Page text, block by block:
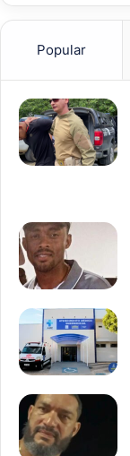
Popular